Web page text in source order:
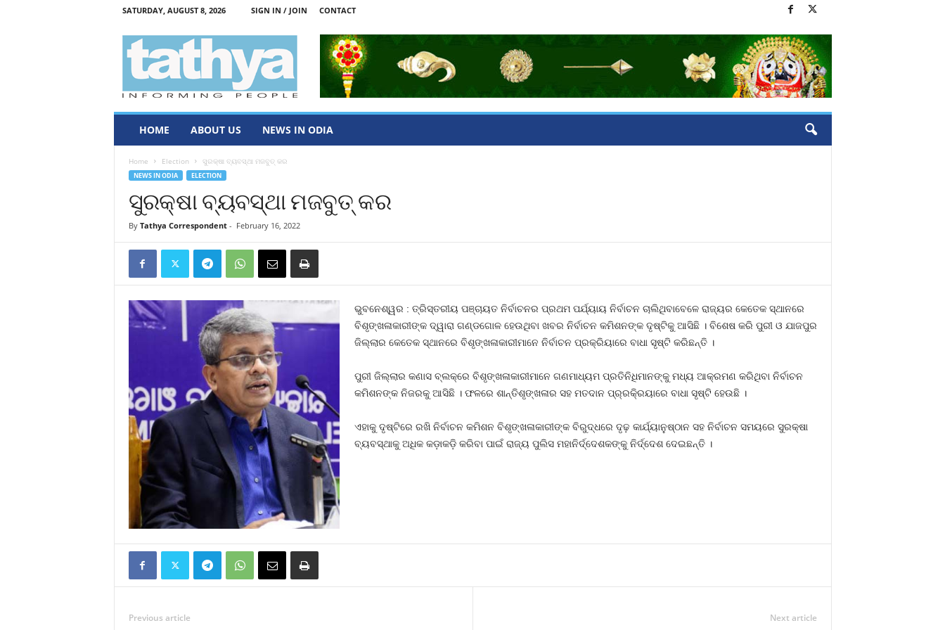
SATURDAY, AUGUST 8, 2026 SIGN IN / JOIN CONTACT
HOME ABOUT US NEWS IN ODIA
Home Election ସୁରକ୍ଷା ବ୍ୟବସ୍ଥା ମଜବୁତ୍‌ କର
NEWS IN ODIA ELECTION
ସୁରକ୍ଷା ବ୍ୟବସ୍ଥା ମଜବୁତ୍‌ କର
By Tathya Correspondent- February 16, 2022
ଭୁବନେଶ୍ୱର : ତ୍ରିସ୍ତରୀୟ ପଞ୍ଚାୟତ ନିର୍ବାଚନର ପ୍ରଥମ ପର୍ଯ୍ୟାୟ ନିର୍ବାଚନ ଚାଲିଥିବାବେଳେ ରାଜ୍ୟର କେତେକ ସ୍ଥାନରେ
ବିଶୃଙ୍ଖଳାକାରୀଙ୍କ ଦ୍ୱାରା ଗଣ୍ଡଗୋଳ ହେଉଥିବା ଖବର ନିର୍ବାଚନ କମିଶନଙ୍କ ଦୃଷ୍ଟିକୁ ଆସିଛି । ବିଶେଷ କରି ପୁରୀ ଓ ଯାଜପୁର
ଜିଲ୍ଲାର କେତେକ ସ୍ଥାନରେ ବିଶୃଙ୍ଖଳାକାରୀମାନେ ନିର୍ବାଚନ ପ୍ରକ୍ରିୟାରେ ବାଧା ସୃଷ୍ଟି କରିଛନ୍ତି ।
ପୁରୀ ଜିଲ୍ଲାର କଣାସ ବ୍ଲକ୍‌ରେ ବିଶୃଙ୍ଖଳାକାରୀମାନେ ଗଣମାଧ୍ୟମ ପ୍ରତିନିଧିମାନଙ୍କୁ ମଧ୍ୟ ଆକ୍ରମଣ କରିଥିବା ନିର୍ବାଚନ
କମିଶନଙ୍କ ନିଜରକୁ ଆସିଛି । ଫଳରେ ଶାନ୍ତିଶୃଙ୍ଖଳାର ସହ ମତଦାନ ପ୍ର୍ରକି୍ରୟାରେ ବାଧା ସୃଷ୍ଟି ହେଉଛି ।
ଏହାକୁ ଦୃଷ୍ଟିରେ ରଖି ନିର୍ବାଚନ କମିଶନ ବିଶୃଙ୍ଖଳାକାରୀଙ୍କ ବିରୁଦ୍ଧରେ ଦୃଢ଼ କାର୍ଯ୍ୟାନୁଷ୍ଠାନ ସହ ନିର୍ବାଚନ ସମୟରେ ସୁରକ୍ଷା
ବ୍ୟବସ୍ଥାକୁ ଅଧିକ କଡ଼ାକଡ଼ି କରିବା ପାଇଁ ରାଜ୍ୟ ପୁଲିସ ମହାନିର୍ଦ୍ଦେଶକଙ୍କୁ ନିର୍ଦ୍ଦେଶ ଦେଇଛନ୍ତି ।
Previous article Next article